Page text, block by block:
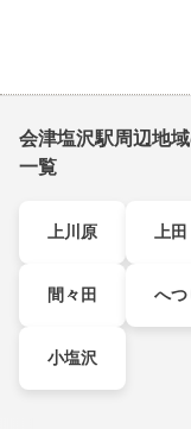
会津塩沢駅周辺地
一覧
上川原 上田
間々田 へつ
小塩沢